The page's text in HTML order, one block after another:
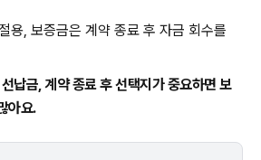
용, 보증금은 계약 종료 후 자금 회수를
납금, 계약 종료 후 선택지가 중요하면 보
아요.